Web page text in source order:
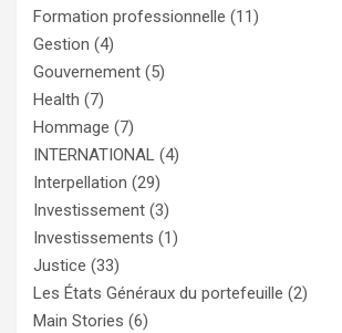
Formation professionnelle (11)
Gestion (4)
Gouvernement (5)
Health (7)
Hommage (7)
INTERNATIONAL (4)
Interpellation (29)
Investissement (3)
Investissements (1)
Justice (33)
Les États Généraux du portefeuille (2)
Main Stories (6)